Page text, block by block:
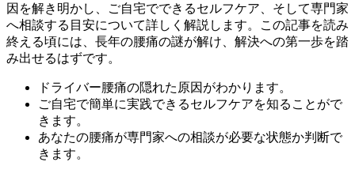
因を解き明かし、ご自宅でできるセルフケア、そして専門家
へ相談する目安について詳しく解説します。この記事を読み
終える頃には、長年の腰痛の謎が解け、解決への第一歩を踏
み出せるはずです。
ドライバー腰痛の隠れた原因がわかります。
ご自宅で簡単に実践できるセルフケアを知ることがで
きます。
あなたの腰痛が専門家への相談が必要な状態か判断で
きます。